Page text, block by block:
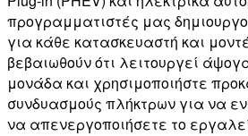
προγραμματιστές μας
για κάθε κατασκευαστή και
βεβαιωθούν ότι λειτουργεί
μονάδα και χρησιμοποιήστε
συνδυασμούς πλήκτρων για να
να απενεργοποιήσετε το